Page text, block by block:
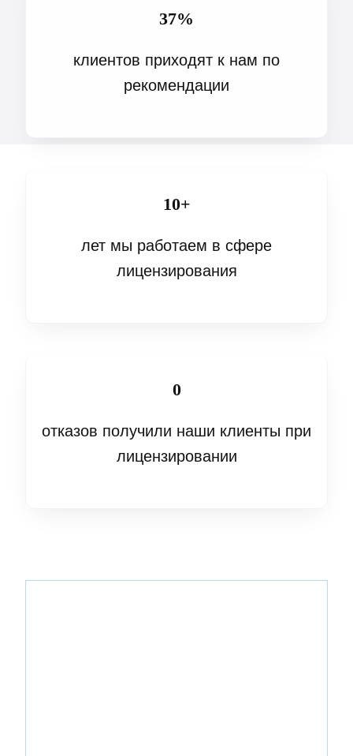
37%
клиентов приходят к нам по
рекомендации
10+
лет мы работаем в сфере
лицензирования
0
отказов получили наши клиенты при
лицензировании